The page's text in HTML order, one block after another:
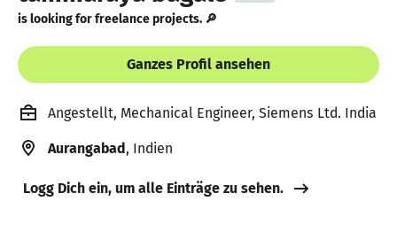
is looking for freelance projects. 🔎
Ganzes Profil ansehen
Angestellt, Mechanical Engineer, Siemens Ltd. India
Aurangabad, Indien
Logg Dich ein, um alle Einträge zu sehen.